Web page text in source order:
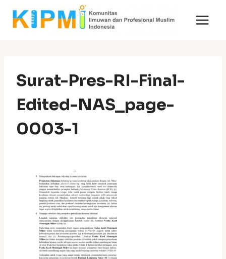
Skip
Surat-Pres-RI-Final-
Edited-NAS_page-
0003-1